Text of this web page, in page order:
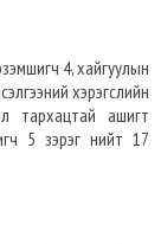
4, хайгуулын
хэрэгслийн
тархацтай ашигт
5 зэрэг нийт 17